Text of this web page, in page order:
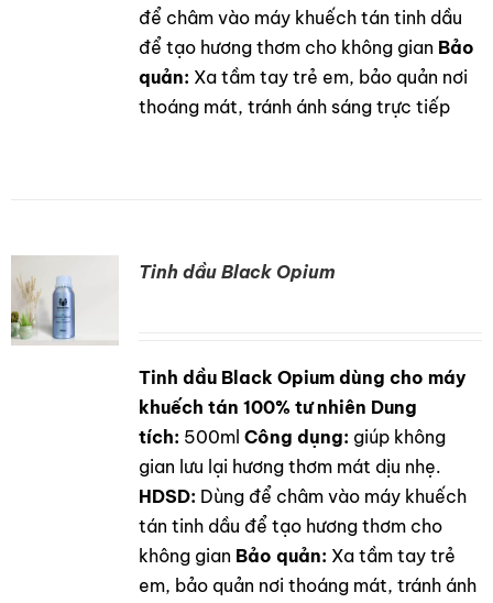
để châm vào máy khuếch tán tinh dầu
để tạo hương thơm cho không gian Bảo
quản: Xa tầm tay trẻ em, bảo quản nơi
thoáng mát, tránh ánh sáng trực tiếp
Tinh dầu Black Opium
Tinh dầu Black Opium dùng cho máy
khuếch tán 100% tư nhiên Dung
tích: 500ml Công dụng: giúp không
gian lưu lại hương thơm mát dịu nhẹ.
HDSD: Dùng để châm vào máy khuếch
tán tinh dầu để tạo hương thơm cho
không gian Bảo quản: Xa tầm tay trẻ
em, bảo quản nơi thoáng mát, tránh ánh